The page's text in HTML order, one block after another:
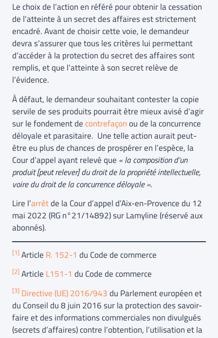
Le choix de l’action en référé pour obtenir la cessation
de l’atteinte à un secret des affaires est strictement
encadré. Avant de choisir cette voie, le demandeur
devra s’assurer que tous les critères lui permettant
d’accéder à la protection du secret des affaires sont
remplis, et que l’atteinte à son secret relève de
l’évidence.
À défaut, le demandeur souhaitant contester la copie
servile de ses produits pourrait être mieux avisé d’agir
sur le fondement decontrefaçonou de la concurrence
déloyale et parasitaire. Une telle action aurait peut-
être eu plus de chances de prospérer en l’espèce, la
Cour d’appel ayant relevé que « la composition d’un
produit [peut relever] du droit de la propriété intellectuelle,
voire du droit de la concurrence déloyale ».
Lire l’arrêtde la Cour d’appel d’Aix-en-Provence du 12
mai 2022 (RG n°21/14892) sur Lamyline (réservé aux
abonnés).
[1] Article R. 152-1 du Code de commerce
[2] Article L151-1 du Code de commerce
[3] Directive (UE) 2016/943du Parlement européen et
du Conseil du 8 juin 2016 sur la protection des savoir-
faire et des informations commerciales non divulgués
(secrets d’affaires) contre l’obtention, l’utilisation et la